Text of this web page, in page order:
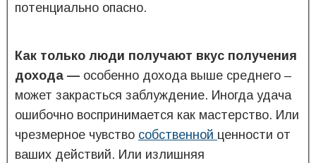
потенциально опасно.
Как только люди получают вкус получения
дохода — особенно дохода выше среднего –
может закрасться заблуждение. Иногда удача
ошибочно воспринимается как мастерство. Или
чрезмерное чувство собственной ценности от
ваших действий. Или излишняя